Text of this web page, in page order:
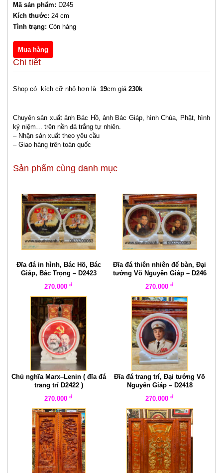
Mã sản phẩm: D245
Kích thước: 24 cm
Tình trạng: Còn hàng
Chi tiết
Shop có kích cỡ nhỏ hơn là 19cm giá 230k
Chuyên sản xuất ảnh Bác Hồ, ảnh Bác Giáp, hình Chúa, Phật, hình
kỷ niệm… trên nền đá trắng tự nhiên.
– Nhận sản xuất theo yêu cầu
– Giao hàng trên toàn quốc
Sản phẩm cùng danh mục
Đĩa đá in hình, Bác Hồ, Bác
Giáp, Bác Trọng – D2423
270.000 đ
Đĩa đá thiên nhiên để bàn, Đại
tướng Võ Nguyên Giáp – D246
270.000 đ
Chủ nghĩa Marx–Lenin ( đĩa đá
trang trí D2422 )
270.000 đ
Đĩa đá trang trí, Đại tướng Võ
Nguyên Giáp – D2418
270.000 đ